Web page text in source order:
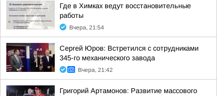
Где в Химках ведут восстановительные
работы
Вчера, 21:54
Сергей Юров: Встретился с сотрудниками
345-го механического завода
Вчера, 21:42
Григорий Артамонов: Развитие массового